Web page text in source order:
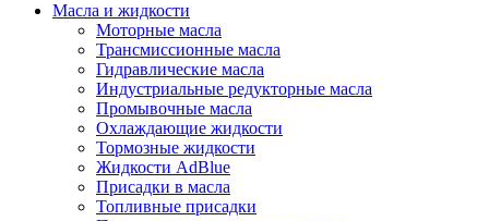
Масла и жидкости
Моторные масла
Трансмиссионные масла
Гидравлические масла
Индустриальные редукторные масла
Промывочные масла
Охлаждающие жидкости
Тормозные жидкости
Жидкости AdBlue
Присадки в масла
Топливные присадки